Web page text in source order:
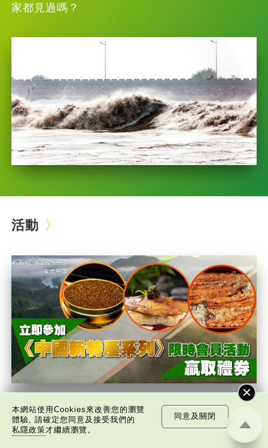
家都見過嗎？
活動
《Our China Story》會員活動
立即參加《中國新特產系列》限時會員活動，成
本網站使用Cookies來改善您的瀏覽
體驗, 請確定您同意及接受我們的
私隱政策才繼續瀏覽。
同意及關閉